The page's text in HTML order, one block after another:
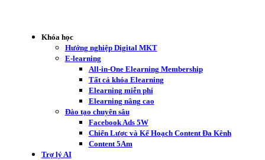
Khóa học
Hướng nghiệp Digital MKT
E-learning
All-in-One Elearning Membership
Tất cả khóa Elearning
Elearning miễn phí
Elearning nâng cao
Đào tạo chuyên sâu
Facebook Ads 5W
Chiến Lược và Kế Hoạch Content Đa Kênh
Content 5Am
Trợ lý AI